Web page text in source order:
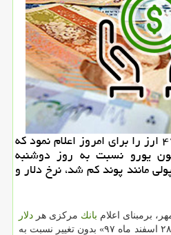
پول من: بانك مركزی نرخ ۴۷ ارز را برای امروز اعلام نمود كه
ارز همچون یورو نسبت به روز دوشنبه
۱۵ واحد پولی مانند پوند كم شد، نرخ دلار و
برمبنای اعلام بانك مركزی هر دلار
آمریكا برای امروز «سه شنبه ۲۸ اسفند ماه ۹۷» بدون تغییر نسبت به